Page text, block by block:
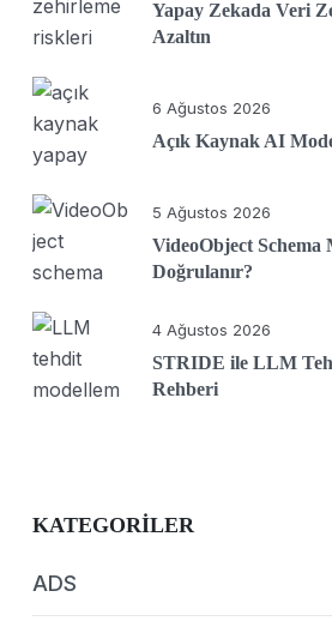
Yapay Zekada Veri
Azaltın
6 Ağustos 2026
Açık Kaynak AI
5 Ağustos 2026
VideoObject Schema
Doğrulanır?
4 Ağustos 2026
STRIDE ile LLM
Rehberi
KATEGORILER
ADS